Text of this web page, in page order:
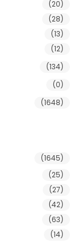
(20)
(28)
(13)
(12)
(134)
(0)
(1648)
(1645)
(25)
(27)
(42)
(63)
(14)